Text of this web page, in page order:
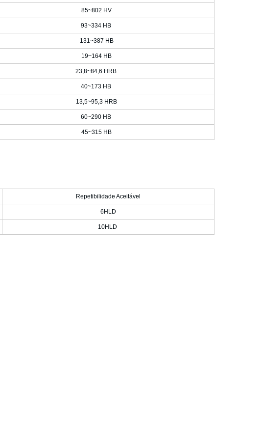
85~802 HV
93~334 HB
131~387 HB
19~164 HB
23,8~84,6 HRB
40~173 HB
13,5~95,3 HRB
60~290 HB
45~315 HB
Repetibilidade Aceitável
6HLD
10HLD